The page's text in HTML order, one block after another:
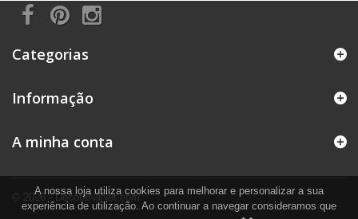
Categorias
Informação
© 2026 - DecoraNaNet.com
A minha conta
A nossa loja utiliza cookies para melhorar e personalizar a sua
experiência de utilização. Ao continuar a navegar consideramos que